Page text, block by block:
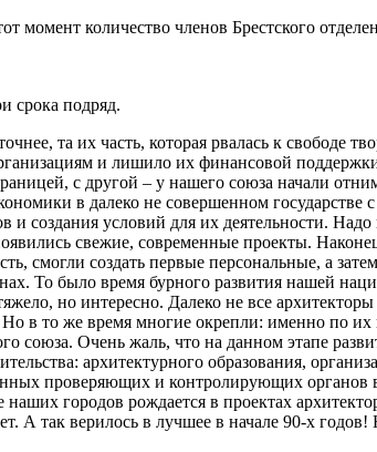
момент количество членов Брестского
срока подряд.
та их часть, которая рвалась к свободе
и лишило их финансовой
с другой – у нашего союза начали
в далеко не совершенном государстве
создания условий для их деятельности. Надо
свежие, современные проекты.
смогли создать первые персональные, а
То было время бурного развития нашей
но интересно. Далеко не все архитекторы
Но в то же время многие окрепли: именно по
союза. Очень жаль, что на данном этапе
архитектурного образования,
проверяющих и контролирующих органов
городов рождается в проектах
А так верилось в лучшее в начале 90-х